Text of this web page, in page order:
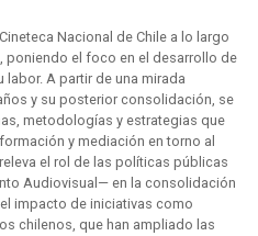
Nacional de Chile a lo largo
poniendo el foco en el desarrollo de
A partir de una mirada
y su posterior consolidación, se
metodologías y estrategias que
y mediación en torno al
el rol de las políticas públicas
Audiovisual— en la consolidación
impacto de iniciativas como
chilenos, que han ampliado las